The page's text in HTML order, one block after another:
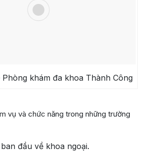
Phòng khám đa khoa Thành Công
vụ và chức năng trong những trường
đầu về khoa ngoại.